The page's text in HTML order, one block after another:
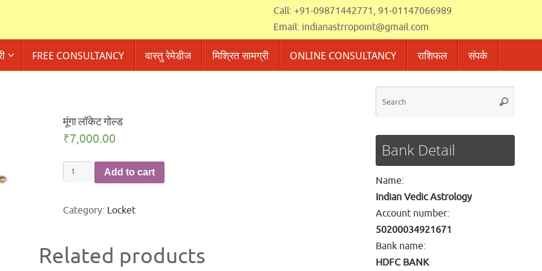
Call: +91-09871442771, 91-01147066989
Email: indianastrropoint@gmail.com
FREE CONSULTANCY वास्तु रेमेडीज मिश्रित सामग्री ONLINE CONSULTANCY राशिफल संपर्क
मूंगा लॉकेट गोल्ड
₹7,000.00
मूंगा
quantity
Add to cart
Category: Locket
Related products
Search
Bank Detail
Name:
Indian Vedic Astrology
Account number:
50200034921671
Bank name:
HDFC BANK